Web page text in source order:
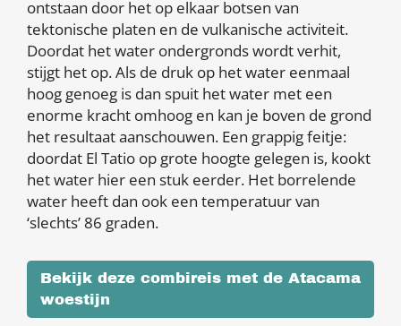
ontstaan door het op elkaar botsen van
tektonische platen en de vulkanische activiteit.
Doordat het water ondergronds wordt verhit,
stijgt het op. Als de druk op het water eenmaal
hoog genoeg is dan spuit het water met een
enorme kracht omhoog en kan je boven de grond
het resultaat aanschouwen. Een grappig feitje:
doordat El Tatio op grote hoogte gelegen is, kookt
het water hier een stuk eerder. Het borrelende
water heeft dan ook een temperatuur van
‘slechts’ 86 graden.
Bekijk deze combireis met de Atacama
woestijn